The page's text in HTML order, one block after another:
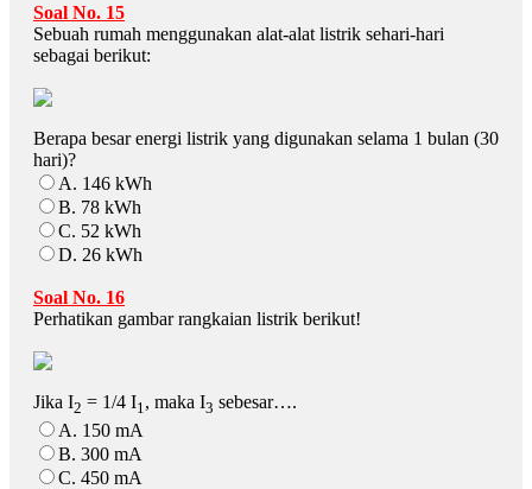
Soal No. 15
Sebuah rumah menggunakan alat-alat listrik sehari-hari
sebagai berikut:
Berapa besar energi listrik yang digunakan selama 1 bulan (30
hari)?
A. 146 kWh
B. 78 kWh
C. 52 kWh
D. 26 kWh
Soal No. 16
Perhatikan gambar rangkaian listrik berikut!
Jika I2 = 1/4 I1 , maka I3 sebesar….
A. 150 mA
B. 300 mA
C. 450 mA